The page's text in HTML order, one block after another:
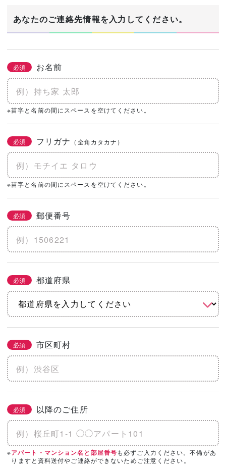
あなたのご連絡先情報を入力してください。
必須 お名前
※苗字と名前の間にスペースを空けてください。
必須 フリガナ （全角カタカナ）
※苗字と名前の間にスペースを空けてください。
必須 郵便番号
必須 都道府県
必須 市区町村
必須 以降のご住所
※アパート・マンション名と部屋番号も必ずご入力ください。不備があ
りますと資料送付やご連絡ができないためご注意ください。